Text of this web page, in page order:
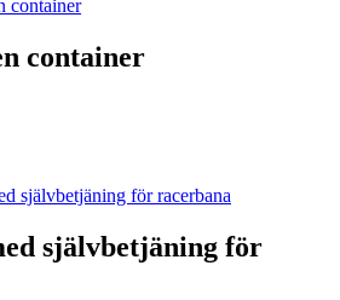
container
självbetjäning för